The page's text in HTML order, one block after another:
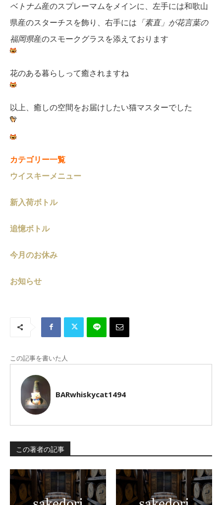
ベトナム産のスプレーマムをメインに、左手には和歌山
県産のスターチスを飾り、右手には 「素直」が花言葉の
福岡県産のスモークグラスを添えております
花のある暮らしって癒されますね
以上、癒しの空間をお届けしたい猫マスターでした
カテゴリー一覧
ウイスキーメニュー
新入荷ボトル
追憶ボトル
今月のお休み
お知らせ
この記事を書いた人
BARwhiskycat1494
この著者の記事